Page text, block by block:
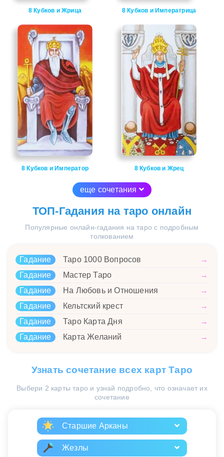
8 Кубков и Жрица 8 Кубков и Императрица
8 Кубков и Император 8 Кубков и Жрец
еще сочетания
ТОП-Гадания на таро онлайн
Популярные онлайн-гадания на таро с подробным
толкованием
Гадание Таро 1000 Вопросов
→
Гадание
Мастер Таро
→
Гадание
На Любовь и Отношения
→
Гадание
Кельтский крест
→
Гадание
Таро Карта Дня
→
Гадание
Карта Желаний →
Узнать сочетание всех карт Таро
Выбери 2 карты таро и узнай подробно, что означает их
сочетание
Старшие Арканы
Жезлы